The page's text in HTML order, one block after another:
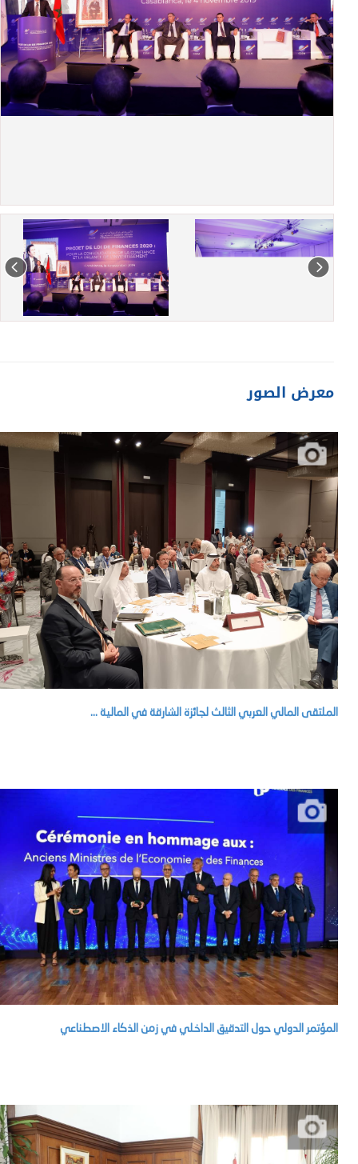
معرض الصور
الملتقى المالي العربي الثالث لجائزة الشارقة في المالية ...
المؤتمر الدولي حول التدقيق الداخلي في زمن الذكاء الاصطناعي